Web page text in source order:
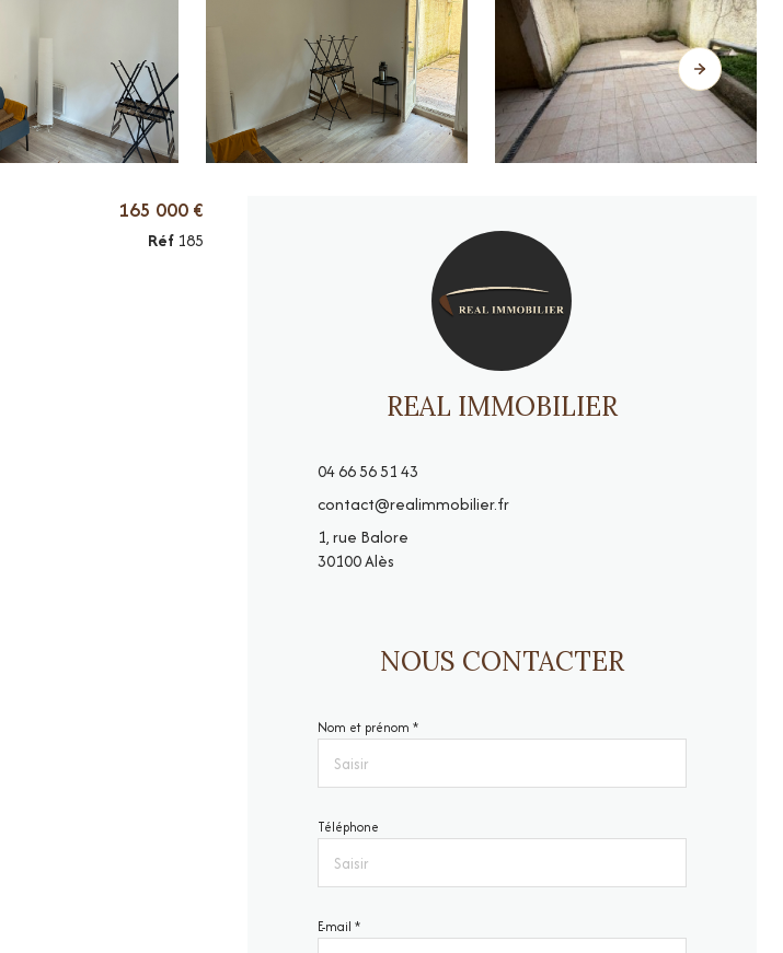
165 000 €
Réf 185
REAL IMMOBILIER
04 66 56 51 43
contact@realimmobilier.fr
1, rue Balore
30100 Alès
NOUS CONTACTER
Nom et prénom *
Téléphone
E-mail *